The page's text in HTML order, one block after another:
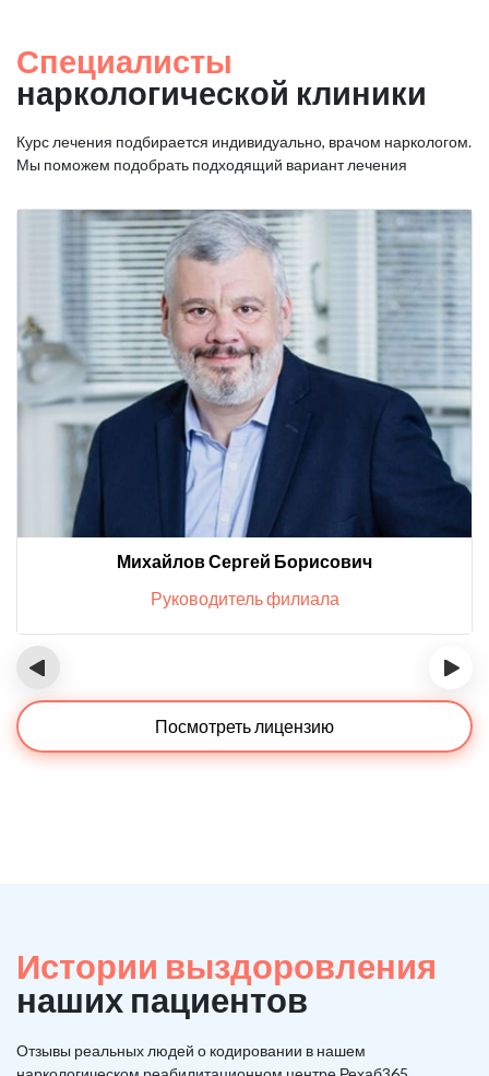
Специалисты
наркологической клиники
Курс лечения подбирается индивидуально, врачом наркологом.
Мы поможем подобрать подходящий вариант лечения
Михайлов Сергей Борисович
Руководитель филиала
‹ ›
Посмотреть лицензию
Истории выздоровления
наших пациентов
Отзывы реальных людей о кодировании в нашем